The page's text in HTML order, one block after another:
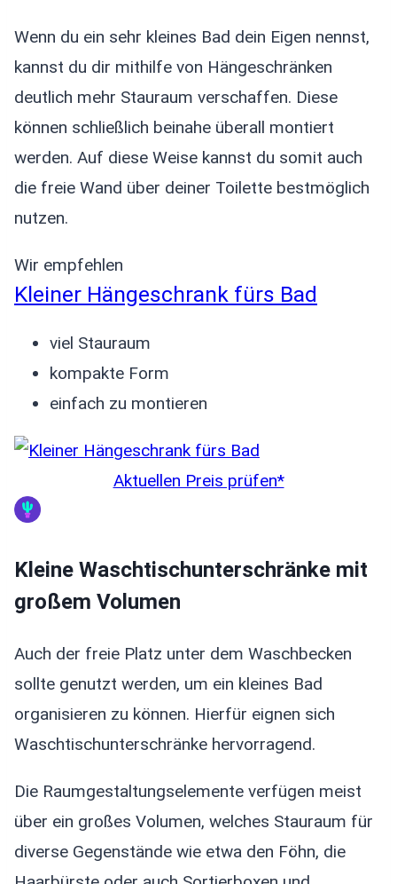
Wenn du ein sehr kleines Bad dein Eigen nennst,
kannst du dir mithilfe von Hängeschränken
deutlich mehr Stauraum verschaffen. Diese
können schließlich beinahe überall montiert
werden. Auf diese Weise kannst du somit auch
die freie Wand über deiner Toilette bestmöglich
nutzen.
Wir empfehlen
Kleiner Hängeschrank fürs Bad
viel Stauraum
kompakte Form
einfach zu montieren
Aktuellen Preis prüfen*
Kleine Waschtischunterschränke mit
großem Volumen
Auch der freie Platz unter dem Waschbecken
sollte genutzt werden, um ein kleines Bad
organisieren zu können. Hierfür eignen sich
Waschtischunterschränke hervorragend.
Die Raumgestaltungselemente verfügen meist
über ein großes Volumen, welches Stauraum für
diverse Gegenstände wie etwa den Föhn, die